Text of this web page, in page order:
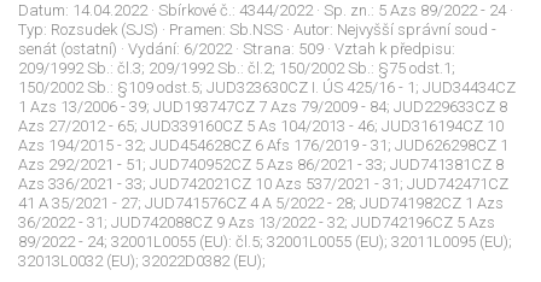
Datum: 14.04.2022· Sbírkové č.: 4344/2022· Sp. zn.: 5 Azs 89/2022 - 24·
Typ: Rozsudek (SJS) · Pramen: Sb.NSS · Autor: Nejvyšší správní soud -
senát (ostatní) · Vydání: 6/2022· Strana: 509 · Vztah k předpisu:
209/1992 Sb.: čl.3; 209/1992 Sb.: čl.2; 150/2002 Sb.: §75 odst.1;
150/2002 Sb.: §109 odst.5; JUD323630CZ I. ÚS 425/16 - 1; JUD34434CZ
1 Azs 13/2006 - 39; JUD193747CZ 7 Azs 79/2009 - 84; JUD229633CZ 8
Azs 27/2012 - 65; JUD339160CZ 5 As 104/2013 - 46; JUD316194CZ 10
Azs 194/2015 - 32; JUD454628CZ 6 Afs 176/2019 - 31; JUD626298CZ 1
Azs 292/2021 - 51; JUD740952CZ 5 Azs 86/2021 - 33; JUD741381CZ 8
Azs 336/2021 - 33; JUD742021CZ 10 Azs 537/2021 - 31; JUD742471CZ
41 A 35/2021 - 27; JUD741576CZ 4 A 5/2022 - 28; JUD741982CZ 1 Azs
36/2022 - 31; JUD742088CZ 9 Azs 13/2022 - 32; JUD742196CZ 5 Azs
89/2022 - 24; 32001L0055 (EU): čl.5; 32001L0055 (EU); 32011L0095 (EU);
32013L0032 (EU); 32022D0382 (EU);